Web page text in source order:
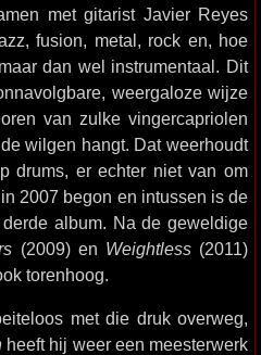
met gitarist Javier Reyes
fusion, metal, rock en, hoe
dan wel instrumentaal. Dit
weergaloze wijze
van zulke vingercapriolen
wilgen hangt. Dat weerhoudt
drums, er echter niet van om
2007 begon en intussen is de
album. Na de geweldige
(2009) en Weightless(2011)
torenhoog.
met die druk overweg,
heeft hij weer een meesterwerk